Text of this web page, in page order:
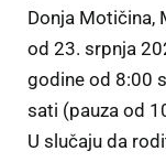
Donja Motičina,
od 23. srpnja
godine od 8:00
sati (pauza od
U slučaju da